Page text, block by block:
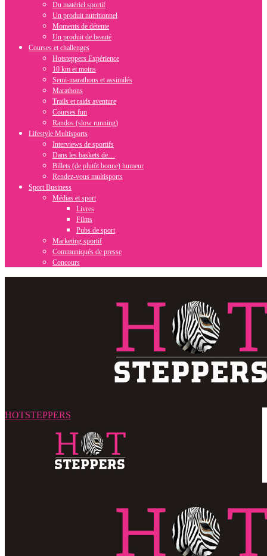
Du matériel sportif
Un produit nutritionnel
Moments de détente
Un produit de beauté
Courses et challenges
Hotsteppers Expérience
10 km et moins
Semi-marathons et assimilés
Marathons
Trails et raids aventure
Courses fun
Randos (slow running)
Lifestyle Multisports
Interviews de sportifs
Dans les baskets de…
Billets (de plutôt bonne) humeur
Rendez-vous multisports
Sport Business
Médias et sport
Livres
Films
Pubs de sport
Marketing sportif
Communiqués de presse
Concours
HOTSTEPPERS